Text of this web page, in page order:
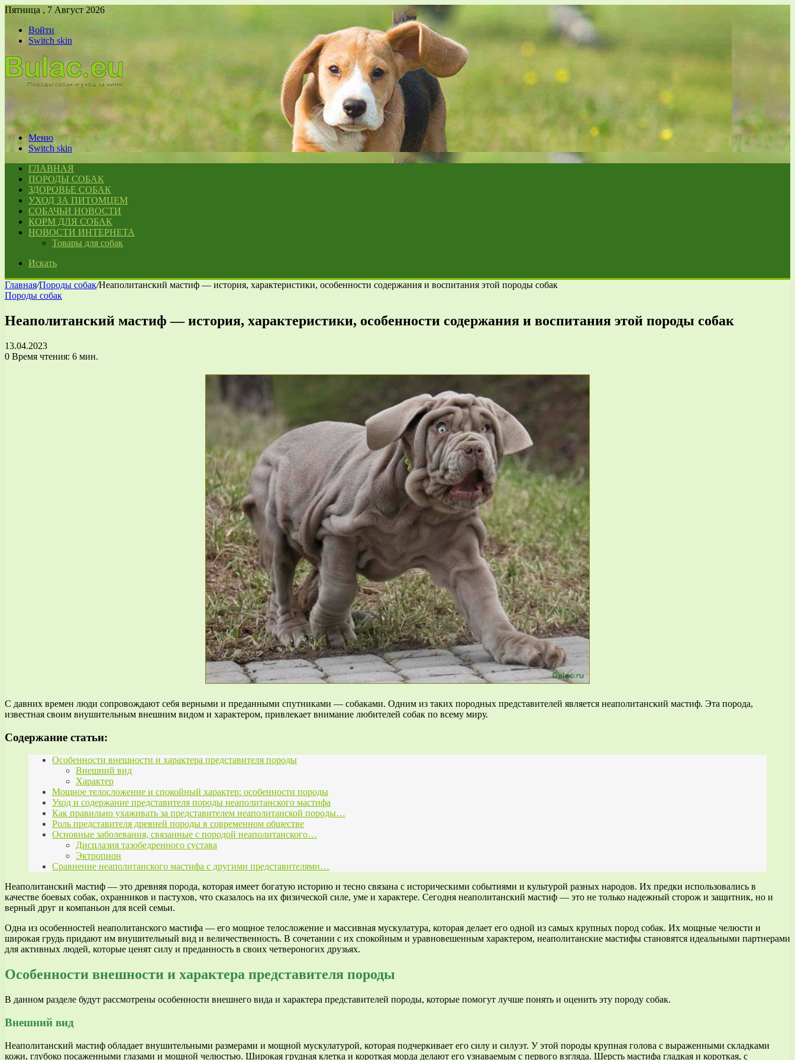
Пятница , 7 Август 2026
Войти
Switch skin
Меню
Switch skin
ГЛАВНАЯ
ПОРОДЫ СОБАК
ЗДОРОВЬЕ СОБАК
УХОД ЗА ПИТОМЦЕМ
СОБАЧЬИ НОВОСТИ
КОРМ ДЛЯ СОБАК
НОВОСТИ ИНТЕРНЕТА
Товары для собак
Искать
Главная/Породы собак/Неаполитанский мастиф — история, характеристики, особенности содержания и воспитания этой породы собак
Породы собак
Неаполитанский мастиф — история, характеристики, особенности содержания и воспитания этой породы собак
13.04.2023
0 Время чтения: 6 мин.
С давних времен люди сопровождают себя верными и преданными спутниками — собаками. Одним из таких породных представителей является неаполитанский мастиф. Эта порода,
известная своим внушительным внешним видом и характером, привлекает внимание любителей собак по всему миру.
Содержание статьи:
Особенности внешности и характера представителя породы
Внешний вид
Характер
Мощное телосложение и спокойный характер: особенности породы
Уход и содержание представителя породы неаполитанского мастифа
Как правильно ухаживать за представителем неаполитанской породы…
Роль представителя древней породы в современном обществе
Основные заболевания, связанные с породой неаполитанского…
Дисплазия тазобедренного сустава
Эктропион
Сравнение неаполитанского мастифа с другими представителями…
Неаполитанский мастиф — это древняя порода, которая имеет богатую историю и тесно связана с историческими событиями и культурой разных народов. Их предки использовались в
качестве боевых собак, охранников и пастухов, что сказалось на их физической силе, уме и характере. Сегодня неаполитанский мастиф — это не только надежный сторож и защитник, но и
верный друг и компаньон для всей семьи.
Одна из особенностей неаполитанского мастифа — его мощное телосложение и массивная мускулатура, которая делает его одной из самых крупных пород собак. Их мощные челюсти и
широкая грудь придают им внушительный вид и величественность. В сочетании с их спокойным и уравновешенным характером, неаполитанские мастифы становятся идеальными партнерами
для активных людей, которые ценят силу и преданность в своих четвероногих друзьях.
Особенности внешности и характера представителя породы
В данном разделе будут рассмотрены особенности внешнего вида и характера представителей породы, которые помогут лучше понять и оценить эту породу собак.
Внешний вид
Неаполитанский мастиф обладает внушительными размерами и мощной мускулатурой, которая подчеркивает его силу и силуэт. У этой породы крупная голова с выраженными складками
кожи, глубоко посаженными глазами и мощной челюстью. Широкая грудная клетка и короткая морда делают его узнаваемым с первого взгляда. Шерсть мастифа гладкая и короткая, с